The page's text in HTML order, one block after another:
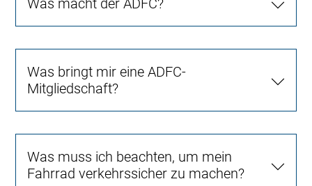
Was macht der ADFC?
Was bringt mir eine ADFC-
Mitgliedschaft?
Was muss ich beachten, um mein
Fahrrad verkehrssicher zu machen?